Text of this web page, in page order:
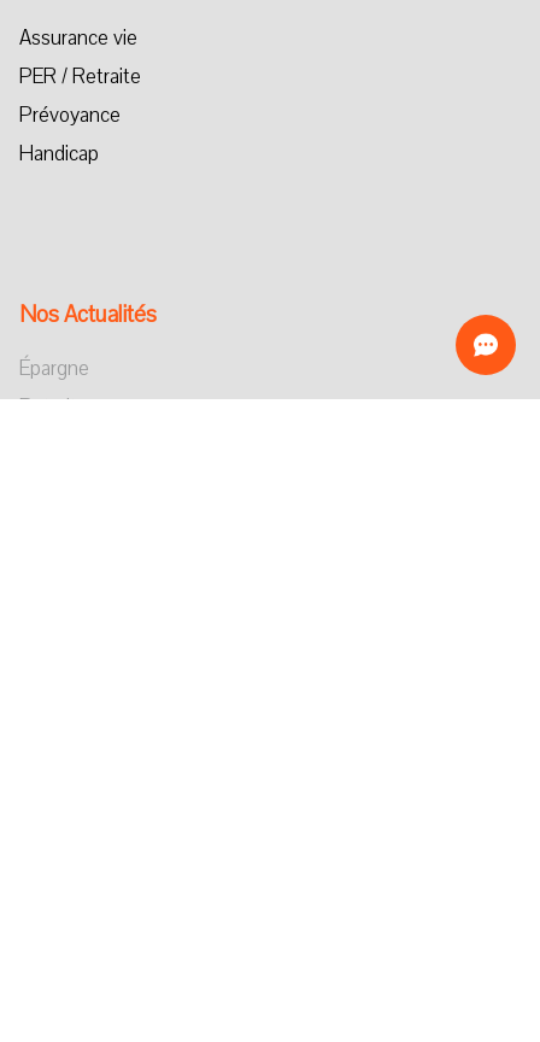
Assurance vie
PER / Retraite
Prévoyance
Handicap
Nos Actualités
Épargne
Retraite